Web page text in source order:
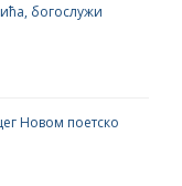
богослужи
Новом поетско